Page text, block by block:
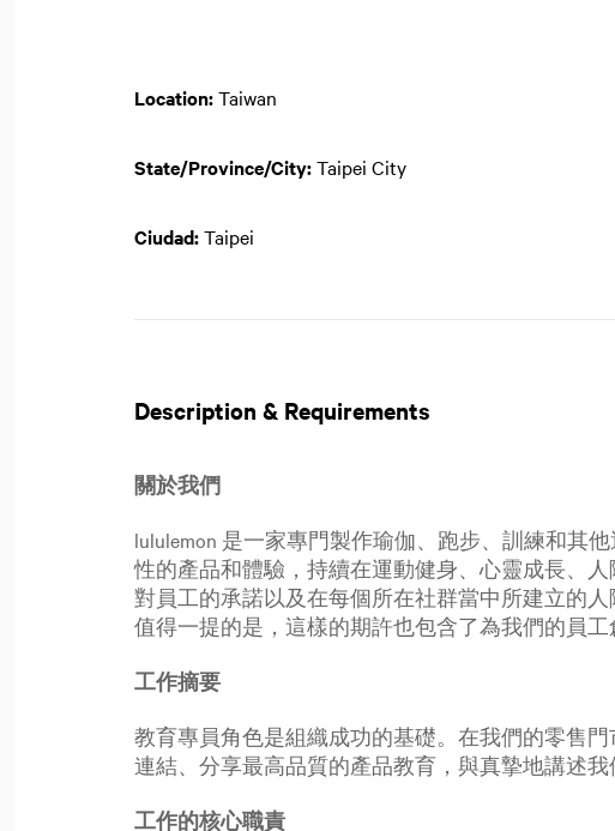
Location:Taiwan
State/Province/City:Taipei City
Ciudad:Taipei
Description & Requirements
關於我們
lululemon 是一家專門製作瑜伽、跑步、訓練和其
性的產品和體驗，持續在運動健身、心靈成長、
對員工的承諾以及在每個所在社群當中所建立的
值得一提的是，這樣的期許也包含了為我們的員
工作摘要
教育專員角色是組織成功的基礎。在我們的零售
連結、分享最高品質的產品教育，與真摯地講述我
工作的核心職責